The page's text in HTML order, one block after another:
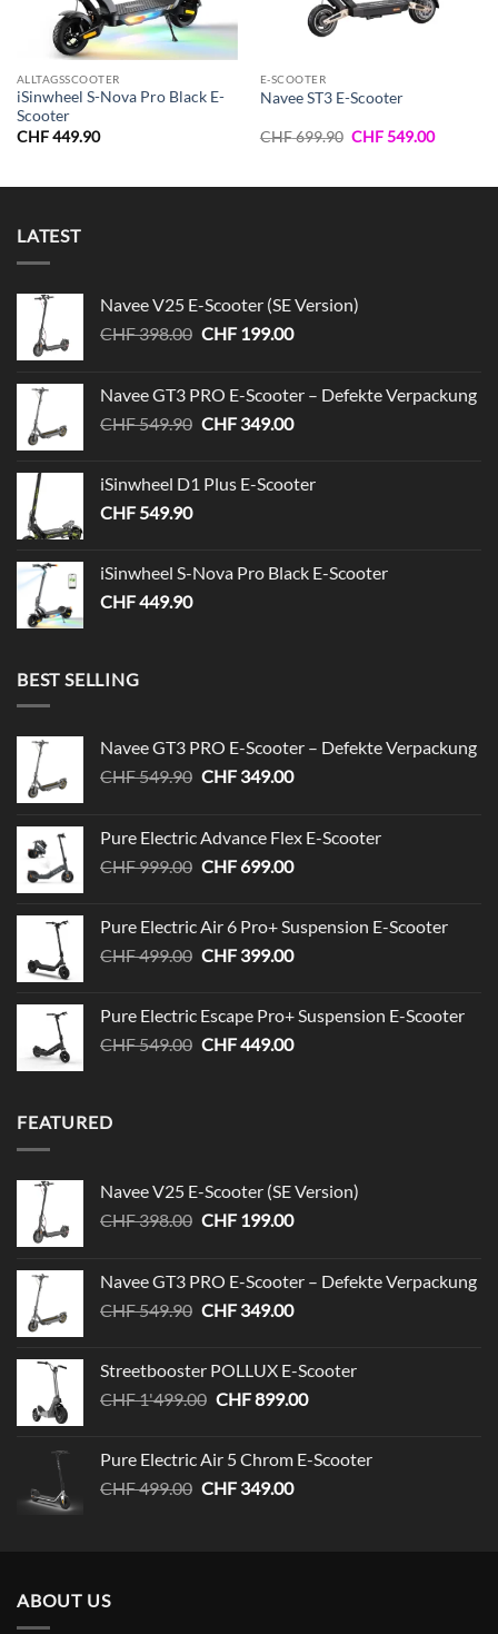
ALLTAGSSCOOTER
iSinwheel S-Nova Pro Black E-
Scooter
CHF449.90
E-SCOOTER
Navee ST3 E-Scooter
CHF699.90 Ursprünglicher
CHF549.00Aktueller
LATEST
Navee V25 E-Scooter (SE Version)
CHF398.00 Ursprünglicher
CHF 398.00
CHF199.00Aktueller
CHF 199.00.
Navee GT3 PRO E-Scooter – Defekte Verpackung
CHF549.90 Ursprünglicher
CHF 549.90
CHF349.00Aktueller
CHF 349.00.
iSinwheel D1 Plus E-Scooter
CHF549.90
iSinwheel S-Nova Pro Black E-Scooter
CHF449.90
BEST SELLING
Navee GT3 PRO E-Scooter – Defekte Verpackung
CHF549.90 Ursprünglicher
CHF 549.90
CHF349.00Aktueller
CHF 349.00.
Pure Electric Advance Flex E-Scooter
CHF999.00 Ursprünglicher
CHF 999.00
CHF699.00Aktueller
CHF 699.00.
Pure Electric Air 6 Pro+ Suspension E-Scooter
CHF499.00 Ursprünglicher
CHF 499.00
CHF399.00Aktueller
CHF 399.00.
Pure Electric Escape Pro+ Suspension E-Scooter
CHF549.00 Ursprünglicher
CHF449.00Aktueller
FEATURED
Navee V25 E-Scooter (SE Version)
CHF398.00 Ursprünglicher
CHF 398.00
CHF199.00Aktueller
CHF 199.00.
Navee GT3 PRO E-Scooter – Defekte Verpackung
CHF549.90 Ursprünglicher
CHF 549.90
CHF349.00Aktueller
CHF 349.00.
Streetbooster POLLUX E-Scooter
CHF1'499.00 Ursprünglicher
CHF 1'499.00
CHF899.00Aktueller
CHF 899.00.
Pure Electric Air 5 Chrom E-Scooter
CHF499.00 Ursprünglicher
CHF349.00Aktueller
ABOUT US